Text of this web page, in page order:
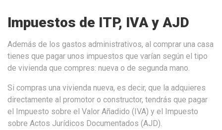
Impuestos de ITP, IVA y AJD
Además de los gastos administrativos, al comprar una casa
tienes que pagar unos impuestos que varían según el tipo
de vivienda que compres: nueva o de segunda mano.
Si compras una vivienda nueva, es decir, que la adquieres
directamente al promotor o constructor, tendrás que pagar
el Impuesto sobre el Valor Añadido (IVA) y el Impuesto
sobre Actos Jurídicos Documentados (AJD).